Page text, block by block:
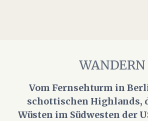
WANDERN
Vom Fernsehturm in
schottischen Highlands,
Wüsten im Südwesten der